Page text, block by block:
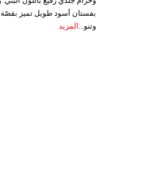
بفستان أسود طويل تميز بقصّة
وتنو... المزيد